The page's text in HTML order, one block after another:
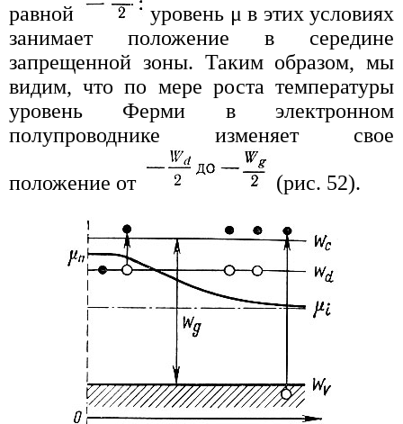
равной
уровень μ в этих условиях
занимает положение в середине
запрещенной зоны. Таким образом, мы
видим, что по мере роста температуры
уровень Ферми в электронном
полупроводнике изменяет свое
положение от (рис. 52).